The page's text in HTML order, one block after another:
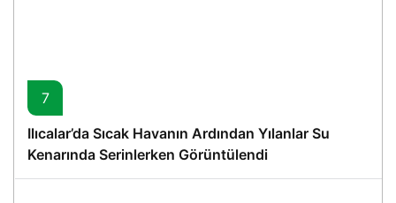
7
Ilıcalar’da Sıcak Havanın Ardından Yılanlar Su
Kenarında Serinlerken Görüntülendi